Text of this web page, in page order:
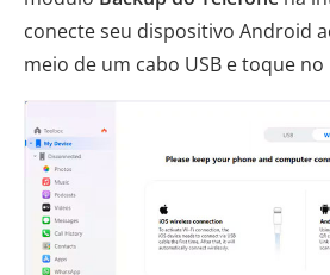
conecte seu dispositivo Android
meio de um cabo USB e toque